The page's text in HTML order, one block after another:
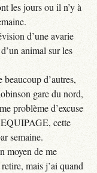
les jours ou il n’y à
d’une avarie
animal sur les
d’autres,
gare du nord,
problème d’excuse
cette
semaine.
moyen de me
mais j’ai quand